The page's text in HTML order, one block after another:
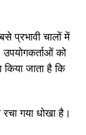
प्रभावी चालों में
को
जाता है कि
गया धोखा है।